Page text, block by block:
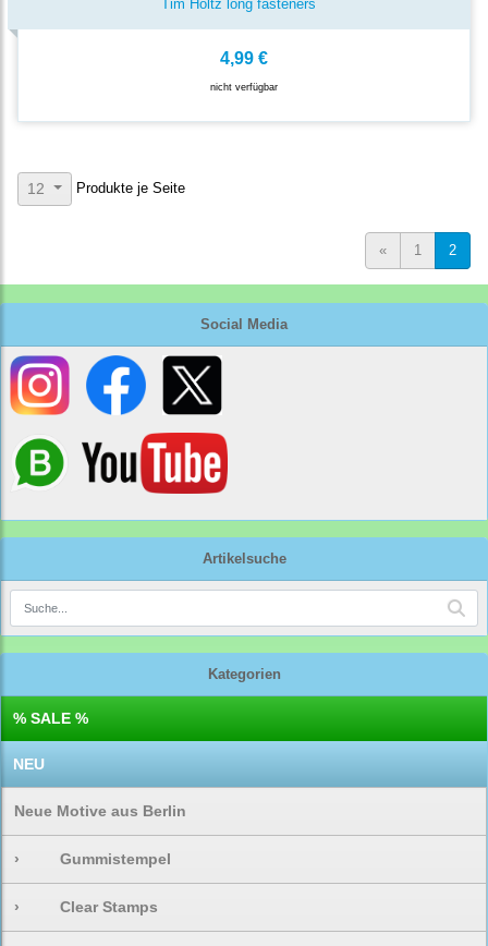
Social Media
Artikelsuche
Kategorien
% SALE %
NEU
Neue Motive aus Berlin
› Gummistempel
› Clear Stamps
Tim Holtz long fasteners
4,99 €
nicht verfügbar
12 Produkte je Seite
« 1 2